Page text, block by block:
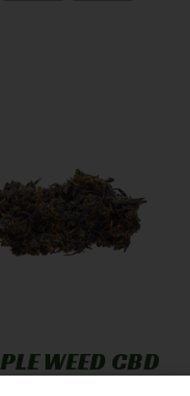
WEED CBD